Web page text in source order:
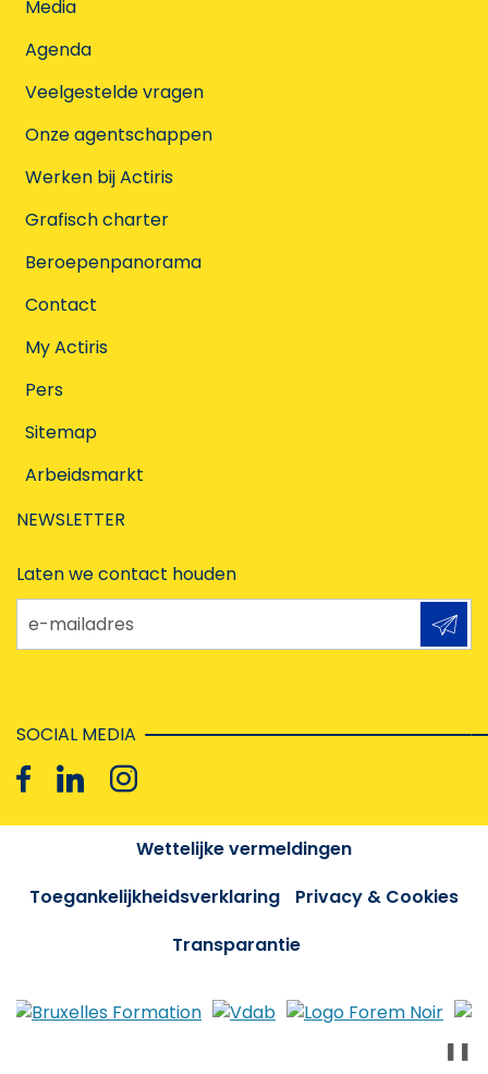
Media
Agenda
Veelgestelde vragen
Onze agentschappen
Werken bij Actiris
Grafisch charter
Beroepenpanorama
Contact
My Actiris
Pers
Sitemap
Arbeidsmarkt
NEWSLETTER
Laten we contact houden
e-mailadres
SOCIAL MEDIA
Wettelijke vermeldingen
Toegankelijkheidsverklaring
Privacy & Cookies
Transparantie
❚❚